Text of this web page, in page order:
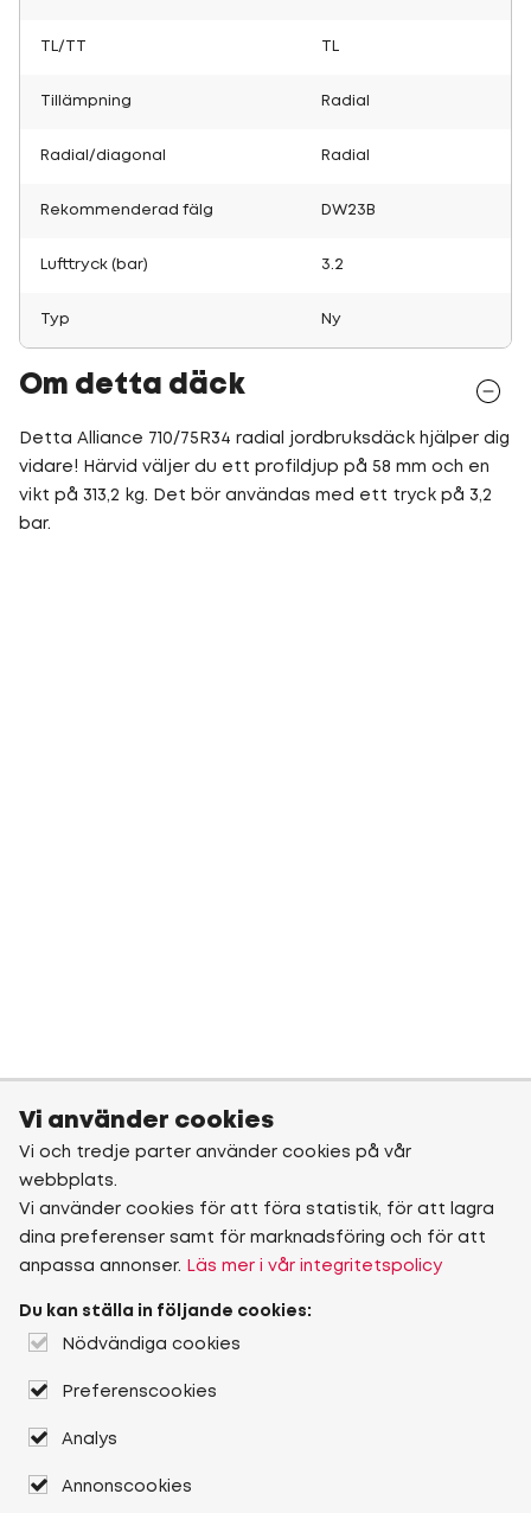
TL/TT
Tillämpning Radial
Radial/diagonal Radial
Rekommenderad fälg DW23B
Lufttryck (bar) 3.2
Typ Ny
Om detta däck
Detta Alliance 710/75R34 radial jordbruksdäck hjälper dig
vidare! Härvid väljer du ett profildjup på 58 mm och en
vikt på 313,2 kg. Det bör användas med ett tryck på 3,2
bar.
Vi använder cookies
Vi och tredje parter använder cookies på vår
webbplats.
Vi använder cookies för att föra statistik, för att lagra
dina preferenser samt för marknadsföring och för att
anpassa annonser.
Läs mer i vår integritetspolicy
Du kan ställa in följande cookies:
Nödvändiga cookies
Preferenscookies
Analys
Annonscookies